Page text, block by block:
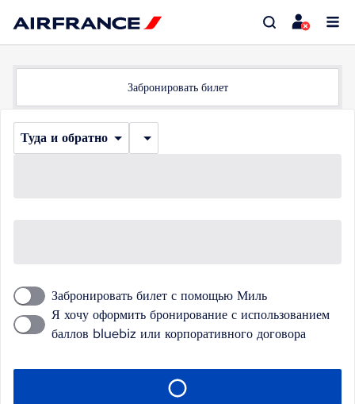
Забронировать билет
Туда и обратно
Забронировать билет с помощью Миль
Я хочу оформить бронирование с использованием
баллов bluebiz или корпоративного договора